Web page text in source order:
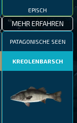
EPISCH
MEHR ERFAHREN
PATAGONISCHE SEEN
KREOLENBARSCH